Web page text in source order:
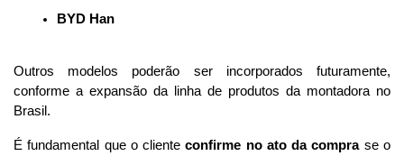
BYD Han
Outros modelos poderão ser incorporados futuramente,
conforme a expansão da linha de produtos da montadora no
Brasil.
É fundamental que o cliente confirme no ato da compra se o